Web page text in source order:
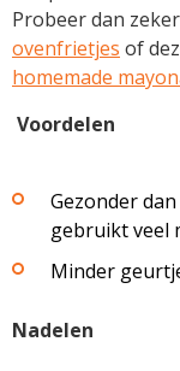
Probeer dan
ovenfrietjes of
homemade
Voordelen
Gezonder
gebruikt veel
Minder
Nadelen